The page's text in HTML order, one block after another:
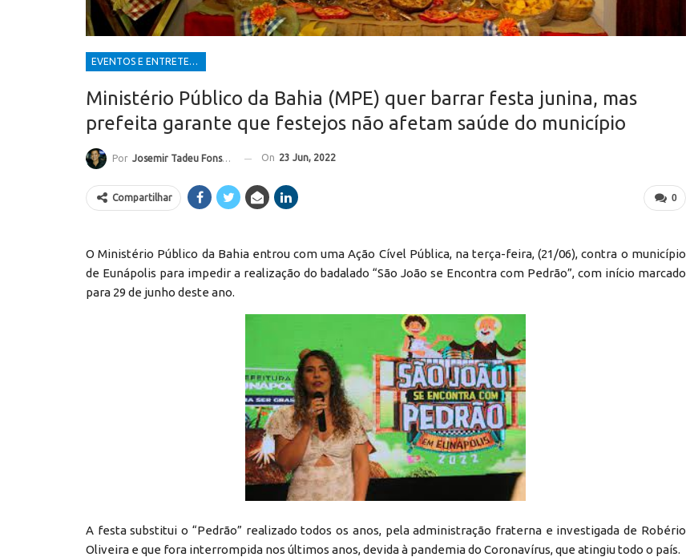
EVENTOS E ENTRETENIMENTOS
Ministério Público da Bahia (MPE) quer barrar festa junina, mas
prefeita garante que festejos não afetam saúde do município
Por Josemir Tadeu Fonseca On 23 Jun, 2022
0
Compartilhar
O Ministério Público da Bahia entrou com uma Ação Cível Pública, na terça-feira, (21/06), contra o município
de Eunápolis para impedir a realização do badalado “São João se Encontra com Pedrão”, com início marcado
para 29 de junho deste ano.
A festa substitui o “Pedrão” realizado todos os anos, pela administração fraterna e investigada de Robério
Oliveira e que fora interrompida nos últimos anos, devida à pandemia do Coronavírus, que atingiu todo o país.